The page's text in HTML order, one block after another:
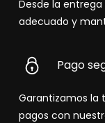
Desde la
adecuado y
Pago
Garantizamos la
pagos con